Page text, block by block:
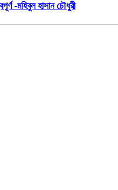
-মহিবুল হাসান চৌধুরী